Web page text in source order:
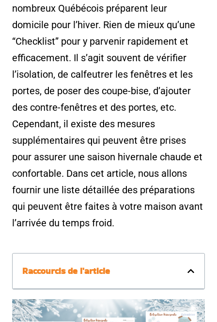
nombreux Québécois préparent leur
domicile pour l’hiver. Rien de mieux qu’une
“Checklist” pour y parvenir rapidement et
efficacement. Il s’agit souvent de vérifier
l’isolation, de calfeutrer les fenêtres et les
portes, de poser des coupe-bise, d’ajouter
des contre-fenêtres et des portes, etc.
Cependant, il existe des mesures
supplémentaires qui peuvent être prises
pour assurer une saison hivernale chaude et
confortable. Dans cet article, nous allons
fournir une liste détaillée des préparations
qui peuvent être faites à votre maison avant
l’arrivée du temps froid.
Raccourcis de l'article